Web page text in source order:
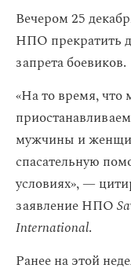
Вечером 25
НПО прекратить
запрета боевиков.
«На то время,
мужчины и
спасательную
условиях», —
заявление НПО
International.
Ранее на этой